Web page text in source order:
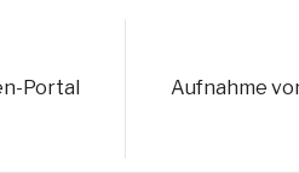
Portal Aufnahme